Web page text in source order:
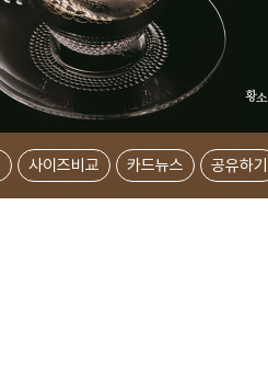
사이즈비교 카드뉴스 공유하기